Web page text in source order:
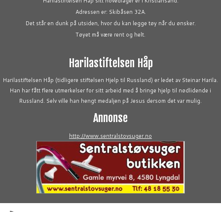
Adressen er: Skibåsen 32A.
Det står en dunk på utsiden, hvor du kan legge tøy når du ønsker.
Tøyet må være rent og helt.
Harilastiftelsen Håp
Harilastiftelsen Håp (tidligere stiftelsen Hjelp til Russland) er ledet av Steinar Harila.
Han har fått flere utmerkelser for sitt arbeid med å bringe hjelp til nødlidende i
Russland. Selv ville han hengt medaljen på Jesus dersom det var mulig.
Annonse
http://www.sentralstovsuger.no